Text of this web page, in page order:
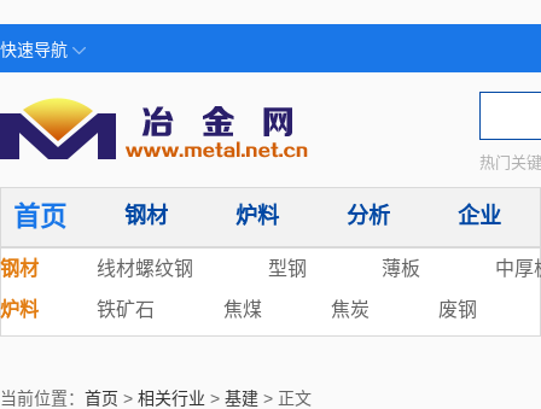
快速导航
热门关
首页 钢材 炉料 分析 企业
钢材 线材螺纹钢 型钢 薄板
中厚
炉料
铁矿石 焦煤 焦炭 废钢
当前位置： 首页 > 相关行业 > 基建 > 正文